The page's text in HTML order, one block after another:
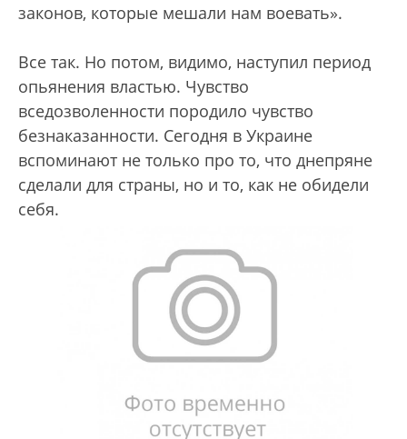
законов, которые мешали нам воевать».
Все так. Но потом, видимо, наступил период
опьянения властью. Чувство
вседозволенности породило чувство
безнаказанности. Сегодня в Украине
вспоминают не только про то, что днепряне
сделали для страны, но и то, как не обидели
себя.